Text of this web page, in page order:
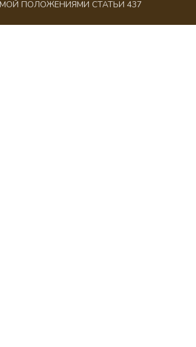
ПОЛОЖЕНИЯМИ СТАТЬИ 437